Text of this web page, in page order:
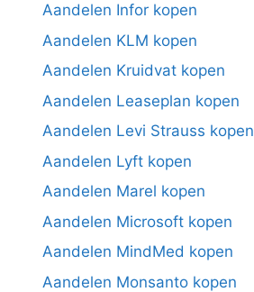
Aandelen Infor kopen
Aandelen KLM kopen
Aandelen Kruidvat kopen
Aandelen Leaseplan kopen
Aandelen Levi Strauss kopen
Aandelen Lyft kopen
Aandelen Marel kopen
Aandelen Microsoft kopen
Aandelen MindMed kopen
Aandelen Monsanto kopen